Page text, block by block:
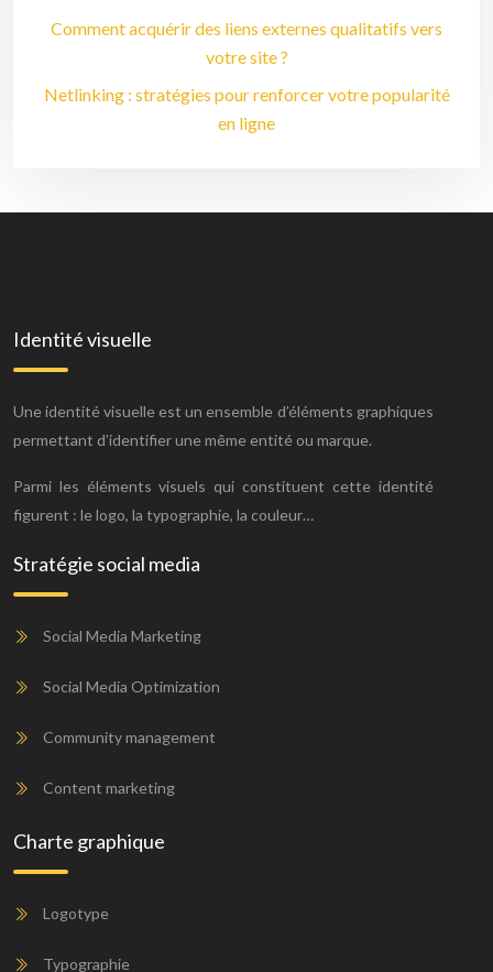
Comment acquérir des liens externes qualitatifs vers
votre site ?
Netlinking : stratégies pour renforcer votre popularité
en ligne
Identité visuelle
Une identité visuelle est un ensemble d’éléments graphiques
permettant d’identifier une même entité ou marque.
Parmi les éléments visuels qui constituent cette identité
figurent : le logo, la typographie, la couleur…
Stratégie social media
Social Media Marketing
Social Media Optimization
Community management
Content marketing
Charte graphique
Logotype
Typographie